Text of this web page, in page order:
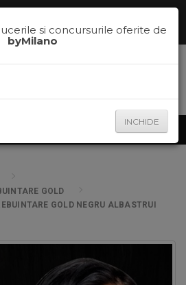
la0785.700.600
GOLD
GOLD NEGRU ALBASTRUI
si concursurile oferite de
byMilano
INCHIDE